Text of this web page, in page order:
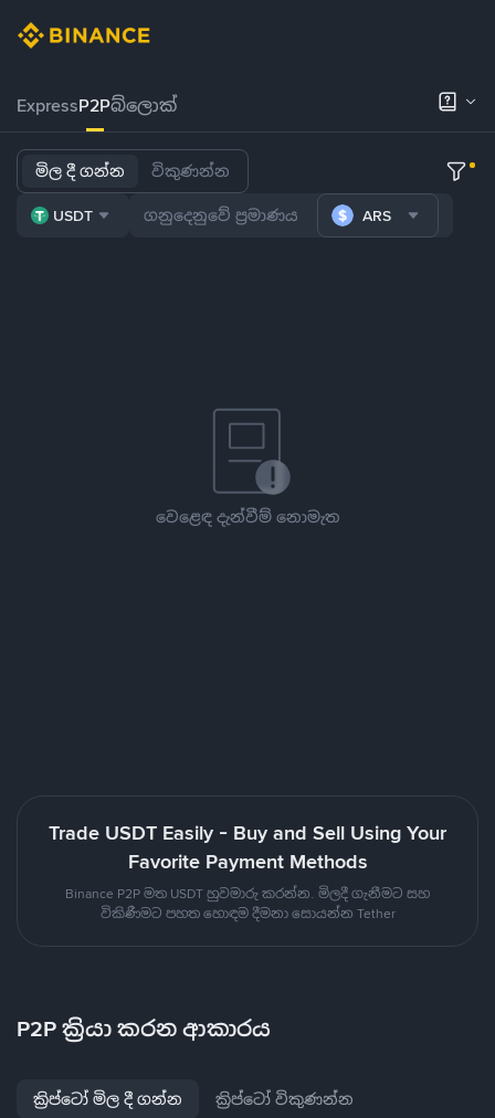
ExpressP2Pබ්ලොක්
මිල දී ගන්න විකුණන්න
USDT ARS
වෙළෙඳ දැන්වීම් නොමැත
Trade USDT Easily - Buy and Sell Using Your
Favorite Payment Methods
Binance P2P මත USDT හුවමාරු කරන්න. මිලදී ගැනීමට සහ
විකිණීමට පහත හොඳම දීමනා සොයන්න Tether
P2P ක්‍රියා කරන ආකාරය
ක්‍රිප්ටෝ මිල දී ගන්න ක්‍රිප්ටෝ විකුණන්න